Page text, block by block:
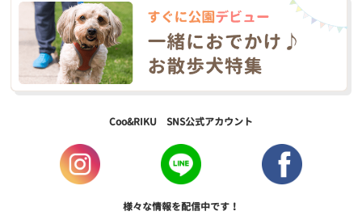
Coo&RIKU SNS公式アカウント
様々な情報を配信中です！